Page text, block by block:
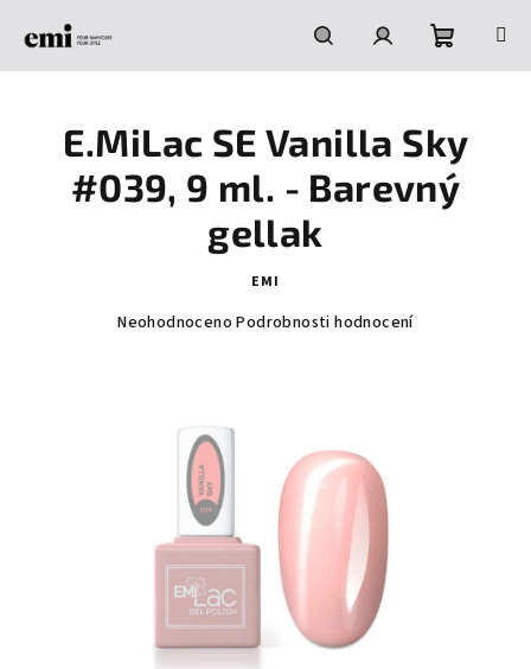
HledatPřihlášeníNákupní
košík
E.MiLac SE Vanilla Sky
#039, 9 ml. - Barevný
gellak
EMI
Průměrné
hvězdiček.
Neohodnoceno Podrobnosti hodnocení